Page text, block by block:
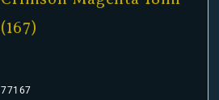
(167)
77167